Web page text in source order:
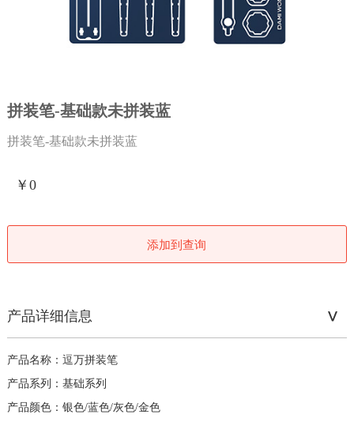
拼装笔-基础款未拼装蓝
拼装笔-基础款未拼装蓝
￥0
添加到查询
产品详细信息
产品名称：逗万拼装笔
产品系列：基础系列
产品颜色：银色/蓝色/灰色/金色